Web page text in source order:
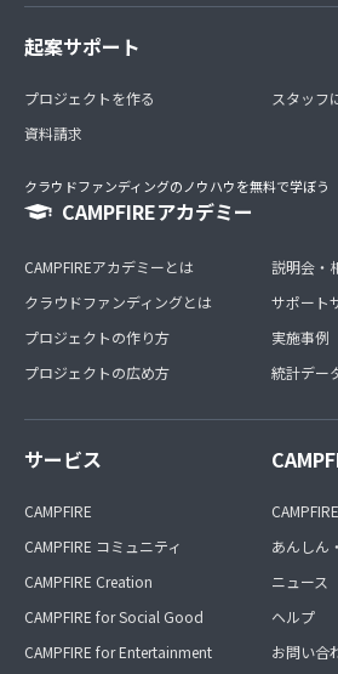
起案サポート
プロジェクトを作る
資料請求
スタッフ
クラウドファンディングのノウハウを無料で学ぼう
CAMPFIREアカデミー
CAMPFIREアカデミーとは
クラウドファンディングとは
プロジェクトの作り方
プロジェクトの広め方
説明会・
サポート
実施事例
統計デー
サービス
CAMPFIRE
CAMPFIRE コミュニティ
CAMPFIRE Creation
CAMPFIRE for Social Good
CAMPFIRE for Entertainment
あんしん
ニュース
ヘルプ
お問い合